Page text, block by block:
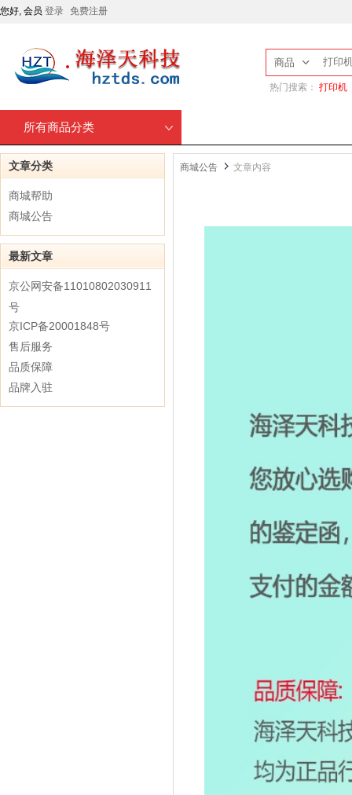
您好, 会员 登录 免费注册
商品
热门搜索： 打印机
所有商品分类
文章分类
商城帮助
商城公告
最新文章
京公网安备11010802030911
号
京ICP备20001848号
售后服务
品质保障
品牌入驻
商城公告 文章内容